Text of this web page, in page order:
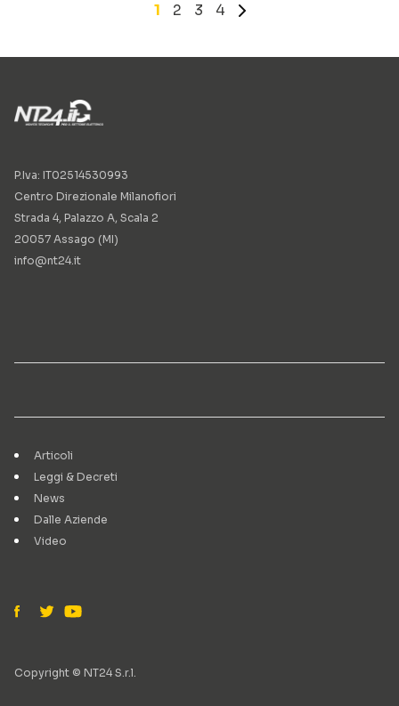
1 2 3 4 »
P.Iva: IT02514530993
Centro Direzionale Milanofiori
Strada 4, Palazzo A, Scala 2
20057 Assago (MI)
info@nt24.it
Articoli
Leggi & Decreti
News
Dalle Aziende
Video
Copyright © NT24 S.r.l.